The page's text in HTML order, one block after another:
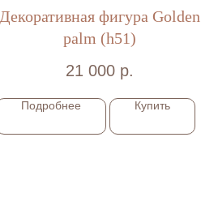
Декоративная фигура Golden
palm (h51)
21 000 р.
Подробнее Купить